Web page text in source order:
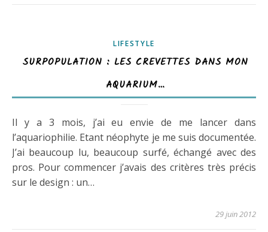
LIFESTYLE
SURPOPULATION : LES CREVETTES DANS MON
AQUARIUM…
Il y a 3 mois, j’ai eu envie de me lancer dans
l’aquariophilie. Etant néophyte je me suis documentée.
J’ai beaucoup lu, beaucoup surfé, échangé avec des
pros. Pour commencer j’avais des critères très précis
sur le design : un…
29 juin 2012